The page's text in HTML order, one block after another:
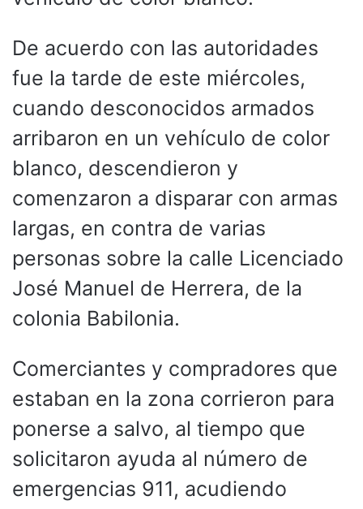
De acuerdo con las autoridades
fue la tarde de este miércoles,
cuando desconocidos armados
arribaron en un vehículo de color
blanco, descendieron y
comenzaron a disparar con armas
largas, en contra de varias
personas sobre la calle Licenciado
José Manuel de Herrera, de la
colonia Babilonia.
Comerciantes y compradores que
estaban en la zona corrieron para
ponerse a salvo, al tiempo que
solicitaron ayuda al número de
emergencias 911, acudiendo